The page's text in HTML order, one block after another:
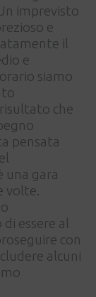
imprevisto
e
il
e
siamo
che
pensata
una gara
volte.
essere al
con
alcuni